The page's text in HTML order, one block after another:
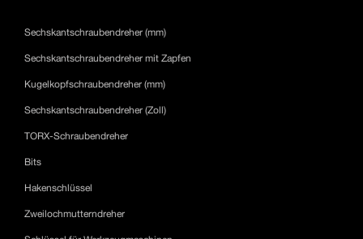
Sechskantschraubendreher (mm)
Sechskantschraubendreher mit Zapfen
Kugelkopfschraubendreher (mm)
Sechskantschraubendreher (Zoll)
TORX-Schraubendreher
Bits
Hakenschlüssel
Zweilochmutterndreher